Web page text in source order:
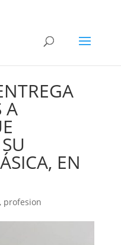
A
EN
, profesion